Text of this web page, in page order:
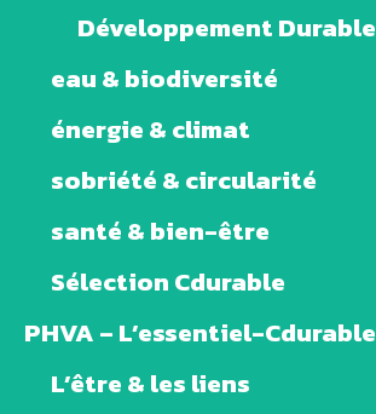
Développement Durable
eau & biodiversité
énergie & climat
sobriété & circularité
santé & bien-être
Sélection Cdurable
PHVA – L’essentiel-Cdurable
L’être & les liens